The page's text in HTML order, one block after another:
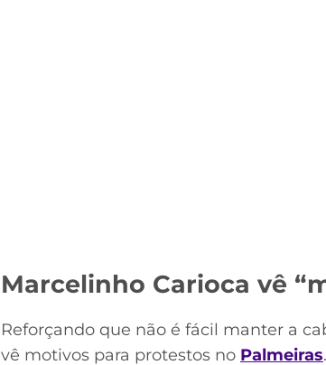
Marcelinho Carioca vê
Reforçando que não é fácil manter a
vê motivos para protestos no Palmeiras